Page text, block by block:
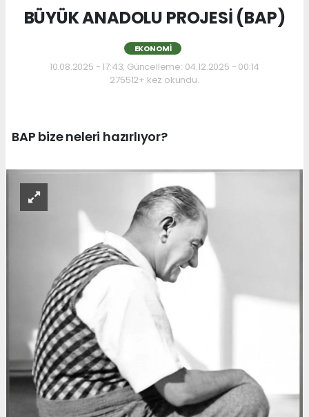
BÜYÜK ANADOLU PROJESİ (BAP)
EKONOMI
10.08.2025 - 17:43, Güncelleme: 04.12.2025 - 00:14
275512+ kez okundu.
BAP bize neleri hazırlıyor?